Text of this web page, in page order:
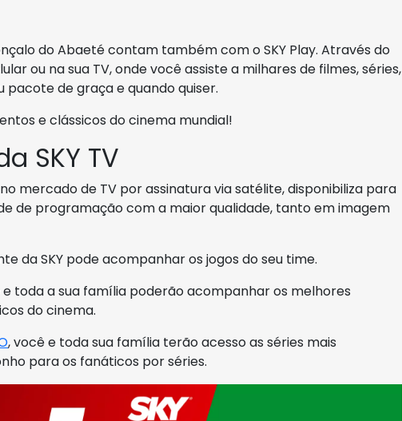
do Abaeté contam também com o SKY Play. Através do
ou na sua TV, onde você assiste a milhares de filmes, séries,
pacote de graça e quando quiser.
e clássicos do cinema mundial!
SKY TV
mercado de TV por assinatura via satélite, disponibiliza para
de programação com a maior qualidade, tanto em imagem
da SKY pode acompanhar os jogos do seu time.
e toda a sua família poderão acompanhar os melhores
do cinema.
, você e toda sua família terão acesso as séries mais
para os fanáticos por séries.